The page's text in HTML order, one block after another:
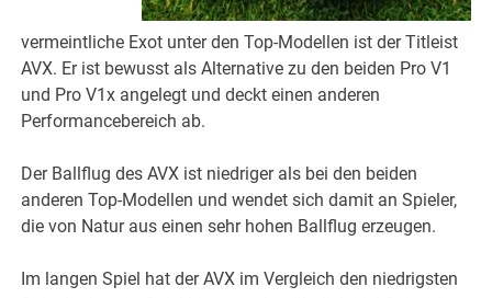
vermeintliche Exot unter den Top-Modellen ist der Titleist
AVX. Er ist bewusst als Alternative zu den beiden Pro V1
und Pro V1x angelegt und deckt einen anderen
Performancebereich ab.
Der Ballflug des AVX ist niedriger als bei den beiden
anderen Top-Modellen und wendet sich damit an Spieler,
die von Natur aus einen sehr hohen Ballflug erzeugen.
Im langen Spiel hat der AVX im Vergleich den niedrigsten